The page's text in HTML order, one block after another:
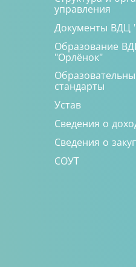
управления
Документы ВДЦ
Образование
"Орлёнок"
стандарты
Устав
Сведения о
Сведения о
СОУТ